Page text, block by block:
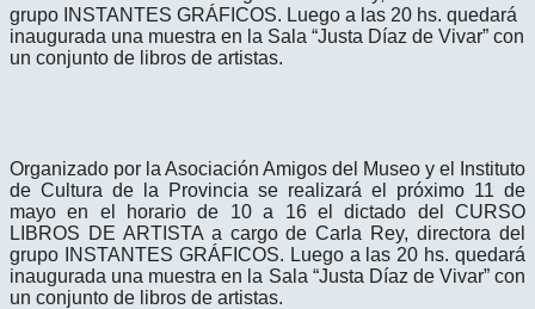
grupo INSTANTES GRÁFICOS. Luego a las 20 hs. quedará
inaugurada una muestra en la Sala “Justa Díaz de Vivar” con
un conjunto de libros de artistas.
Organizado por la Asociación Amigos del Museo y el Instituto
de Cultura de la Provincia se realizará el próximo 11 de
mayo en el horario de 10 a 16 el dictado del CURSO
LIBROS DE ARTISTA a cargo de Carla Rey, directora del
grupo INSTANTES GRÁFICOS. Luego a las 20 hs. quedará
inaugurada una muestra en la Sala “Justa Díaz de Vivar” con
un conjunto de libros de artistas.